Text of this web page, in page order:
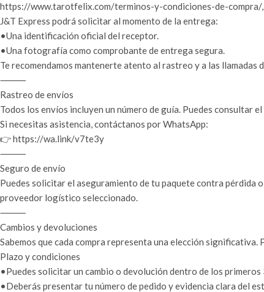
https://www.tarotfelix.com/terminos-y-condiciones-de-compra/,
J&T Express podrá solicitar al momento de la entrega:
•Una identificación oficial del receptor.
•Una fotografía como comprobante de entrega segura.
Te recomendamos mantenerte atento al rastreo y a las llamadas
⸻
Rastreo de envíos
Todos los envíos incluyen un número de guía. Puedes consultar
Si necesitas asistencia, contáctanos por WhatsApp:
👉 https://wa.link/v7te3y
⸻
Seguro de envío
Puedes solicitar el aseguramiento de tu paquete contra pérdida
proveedor logístico seleccionado.
⸻
Cambios y devoluciones
Sabemos que cada compra representa una elección
Plazo y condiciones
•Puedes solicitar un cambio o devolución dentro de los
•Deberás presentar tu número de pedido y evidencia clara del